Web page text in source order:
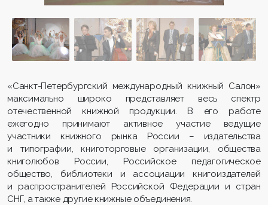
«Санкт-Петербургский международный книжный Салон»
максимально широко представляет весь спектр
отечественной книжной продукции. В его работе
ежегодно принимают активное участие ведущие
участники книжного рынка России – издательства
и типографии, книготорговые организации, общества
книголюбов России, Российское педагогическое
общество, библиотеки и ассоциации книгоиздателей
и распространителей Российской Федерации и стран
СНГ, а также другие книжные объединения.